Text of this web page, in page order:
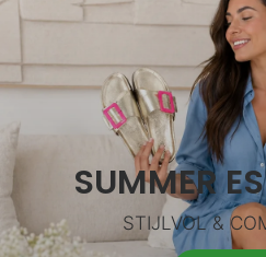
SUMMER
STIJLVOL &
Schoenen
Accessoires
Sale